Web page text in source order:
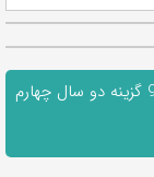
نوشته هایی با برچسب "دریافت آزمون 6 مرداد 96 گزینه دو سال چهارم